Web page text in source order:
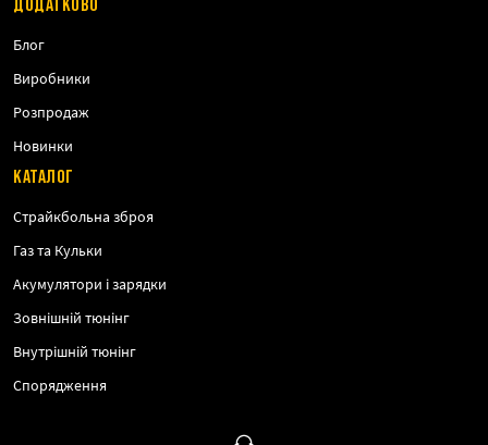
ДОДАТКОВО
Блог
Виробники
Розпродаж
Новинки
КАТАЛОГ
Страйкбольна зброя
Газ та Кульки
Акумулятори і зарядки
Зовнішній тюнінг
Внутрішній тюнінг
Спорядження